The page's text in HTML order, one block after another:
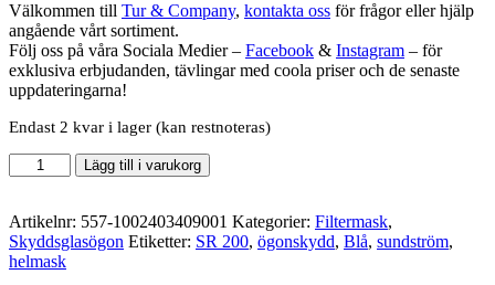
Välkommen till Tur & Company, kontakta oss för frågor eller hjälp
angående vårt sortiment.
Följ oss på våra Sociala Medier – Facebook & Instagram – för
exklusiva erbjudanden, tävlingar med coola priser och de senaste
uppdateringarna!
Endast 2 kvar i lager (kan restnoteras)
Sundström
-
SR
200
mängd
Lägg till i varukorg
Artikelnr: 557-1002403409001 Kategorier: Filtermask,
Skyddsglasögon Etiketter: SR 200, ögonskydd, Blå, sundström,
helmask